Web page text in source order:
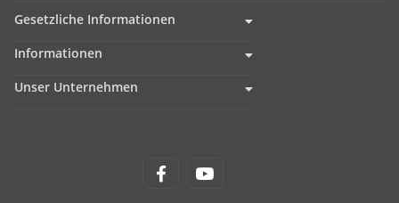
Gesetzliche Informationen
Informationen
Unser Unternehmen